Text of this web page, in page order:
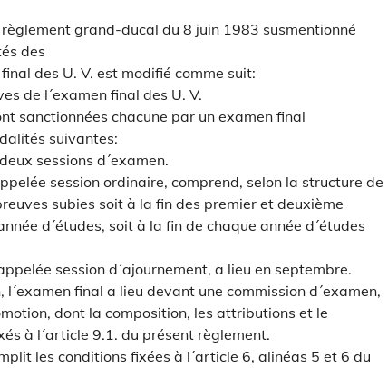
grand-ducal du 8 juin 1983 susmentionné
des
des U. V. est modifié comme suit:
de l´examen final des U. V.
sanctionnées chacune par un examen final
suivantes:
sessions d´examen.
session ordinaire, comprend, selon la structure de
subies soit à la fin des premier et deuxième
d´études, soit à la fin de chaque année d´études
session d´ajournement, a lieu en septembre.
l´examen final a lieu devant une commission d´examen,
dont la composition, les attributions et le
à l´article 9.1. du présent règlement.
les conditions fixées à l´article 6, alinéas 5 et 6 du